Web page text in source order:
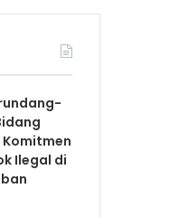
Ilegal di